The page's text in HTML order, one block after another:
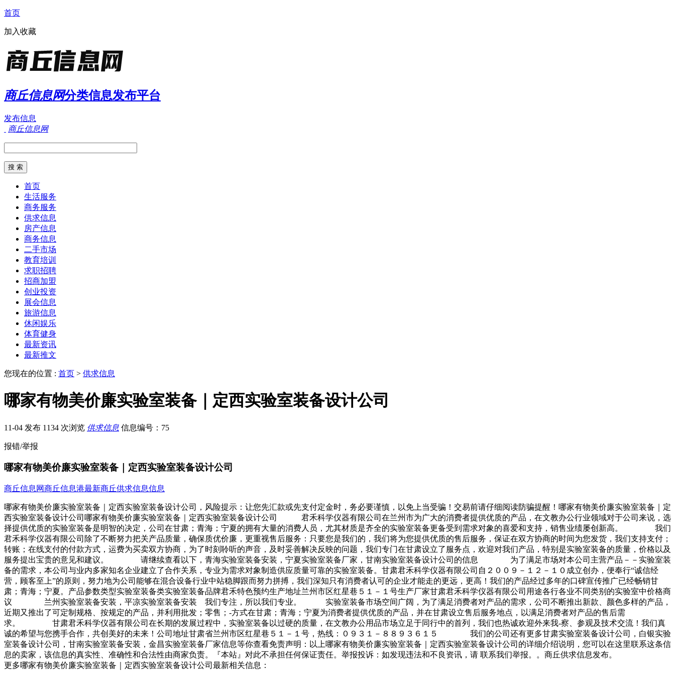
首页
加入收藏
商丘信息网分类信息发布平台
发布信息
商丘信息网
首页
生活服务
商务服务
供求信息
房产信息
商务信息
二手市场
教育培训
求职招聘
招商加盟
创业投资
展会信息
旅游信息
休闲娱乐
体育健身
最新资讯
最新推文
您现在的位置 : 首页 > 供求信息
哪家有物美价廉实验室装备｜定西实验室装备设计公司
11-04 发布 1134 次浏览 供求信息 信息编号：75
报错/举报
哪家有物美价廉实验室装备｜定西实验室装备设计公司
商丘信息网商丘信息港最新商丘供求信息信息
哪家有物美价廉实验室装备｜定西实验室装备设计公司，风险提示：让您先汇款或先支付定金时，务必要谨慎，以免上当受骗！交易前请仔细阅读防骗提醒！哪家有物美价廉实验室装备｜定
西实验室装备设计公司哪家有物美价廉实验室装备｜定西实验室装备设计公司 君禾科学仪器有限公司在兰州市为广大的消费者提供优质的产品，在文教办公行业领域对于公司来说，选
择提供优质的实验室装备是明智的决定，公司在甘肃；青海；宁夏的拥有大量的消费人员，尤其材质是齐全的实验室装备更备受到需求对象的喜爱和支持，销售业绩屡创新高。 我们
君禾科学仪器有限公司除了不断努力把关产品质量，确保质优价廉，更重视售后服务：只要您是我们的，我们将为您提供优质的售后服务，保证在双方协商的时间为您发货，我们支持支付；
转账；在线支付的付款方式，运费为买卖双方协商，为了时刻聆听的声音，及时妥善解决反映的问题，我们专门在甘肃设立了服务点，欢迎对我们产品，特别是实验室装备的质量，价格以及
服务提出宝贵的意见和建议。 请继续查看以下，青海实验室装备安装，宁夏实验室装备厂家，甘南实验室装备设计公司的信息 为了满足市场对本公司主营产品－－实验室装
备的需求，本公司与业内多家知名企业建立了合作关系，专业为需求对象制造供应质量可靠的实验室装备。甘肃君禾科学仪器有限公司自２００９－１２－１０成立创办，便奉行“诚信经
营，顾客至上”的原则，努力地为公司能够在混合设备行业中站稳脚跟而努力拼搏，我们深知只有消费者认可的企业才能走的更远，更高！我们的产品经过多年的口碑宣传推广已经畅销甘
肃；青海；宁夏。产品参数类型实验室装备类实验室装备品牌君禾特色预约生产地址兰州市区红星巷５１－１号生产厂家甘肃君禾科学仪器有限公司用途各行各业不同类别的实验室中价格商
议 兰州实验室装备安装，平凉实验室装备安装 我们专注，所以我们专业。 实验室装备市场空间广阔，为了满足消费者对产品的需求，公司不断推出新款、颜色多样的产品，
近期又推出了可定制规格、按规定的产品，并利用批发；零售；-方式在甘肃；青海；宁夏为消费者提供优质的产品，并在甘肃设立售后服务地点，以满足消费者对产品的售后需
求。 甘肃君禾科学仪器有限公司在长期的发展过程中，实验室装备以过硬的质量，在文教办公用品市场立足于同行中的首列，我们也热诚欢迎外来我-察、参观及技术交流！我们真
诚的希望与您携手合作，共创美好的未来！公司地址甘肃省兰州市区红星巷５１－１号，热线：０９３１－８８９３６１５ 我们的公司还有更多甘肃实验室装备设计公司，白银实验
室装备设计公司，甘南实验室装备安装，金昌实验室装备厂家信息等你查看免责声明：以上哪家有物美价廉实验室装备｜定西实验室装备设计公司的详细介绍说明，您可以在这里联系这条信
息的卖家，该信息的真实性、准确性和合法性由商家负责。『本站』对此不承担任何保证责任。举报投诉：如发现违法和不良资讯，请 联系我们举报。。商丘供求信息发布。
更多哪家有物美价廉实验室装备｜定西实验室装备设计公司最新相关信息：